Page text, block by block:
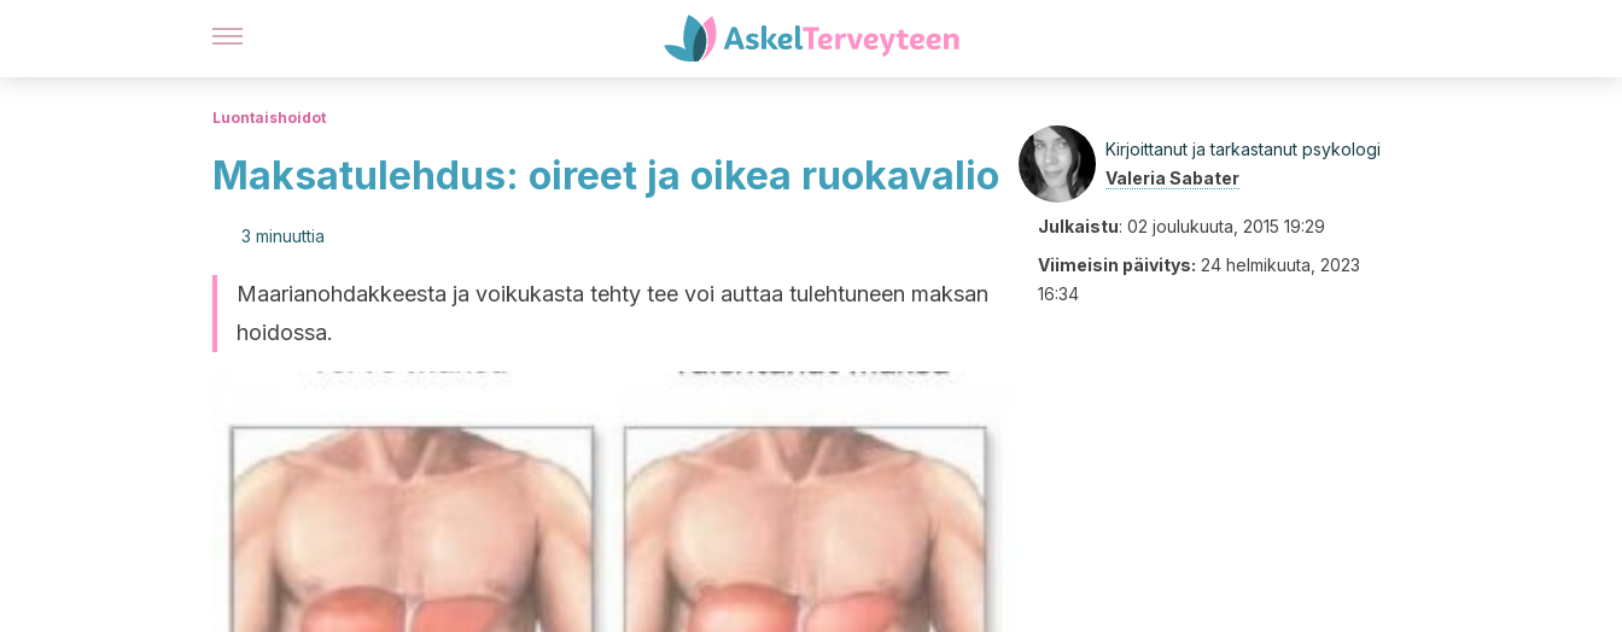
Luontaishoidot
Maksatulehdus: oireet ja oikea ruokavalio
3 minuuttia
Maarianohdakkeesta ja voikukasta tehty tee voi auttaa tulehtuneen maksan
hoidossa.
Kirjoittanut ja tarkastanut psykologi
Valeria Sabater
Julkaistu: 02 joulukuuta, 2015 19:29
Viimeisin päivitys: 24 helmikuuta, 2023
16:34